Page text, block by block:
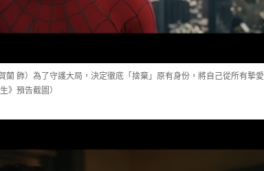
蘭 飾）為了守護大局，決定徹底「捨棄」原有身份，將自己從所有摯愛
》預告截圖）